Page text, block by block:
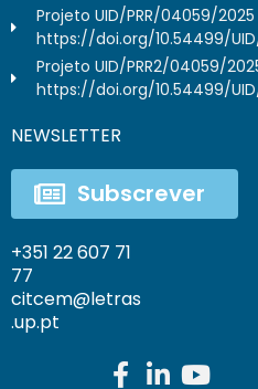
Projeto UID/PRR/04059/
https://doi.org/10.54499/
Projeto UID/PRR2/04059/
https://doi.org/10.54499/
NEWSLETTER
Subscrever
+351 22 607 71
77
citcem@letras
.up.pt